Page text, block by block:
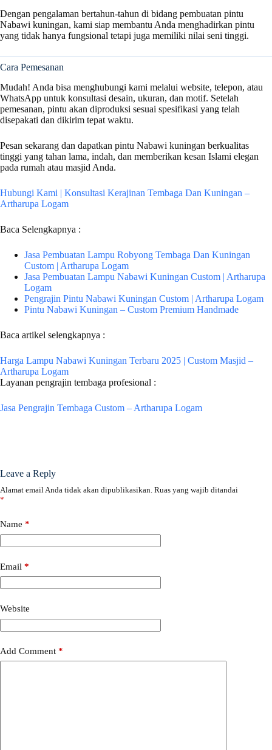
Dengan pengalaman bertahun-tahun di bidang pembuatan pintu
Nabawi kuningan, kami siap membantu Anda menghadirkan pintu
yang tidak hanya fungsional tetapi juga memiliki nilai seni tinggi.
Cara Pemesanan
Mudah! Anda bisa menghubungi kami melalui website, telepon, atau
WhatsApp untuk konsultasi desain, ukuran, dan motif. Setelah
pemesanan, pintu akan diproduksi sesuai spesifikasi yang telah
disepakati dan dikirim tepat waktu.
Pesan sekarang dan dapatkan pintu Nabawi kuningan berkualitas
tinggi yang tahan lama, indah, dan memberikan kesan Islami elegan
pada rumah atau masjid Anda.
Hubungi Kami | Konsultasi Kerajinan Tembaga Dan Kuningan –
Artharupa Logam
Baca Selengkapnya :
Jasa Pembuatan Lampu Robyong Tembaga Dan Kuningan
Custom | Artharupa Logam
Jasa Pembuatan Lampu Nabawi Kuningan Custom | Artharupa
Logam
Pengrajin Pintu Nabawi Kuningan Custom | Artharupa Logam
Pintu Nabawi Kuningan – Custom Premium Handmade
Baca artikel selengkapnya :
Harga Lampu Nabawi Kuningan Terbaru 2025 | Custom Masjid –
Artharupa Logam
Layanan pengrajin tembaga profesional :
Jasa Pengrajin Tembaga Custom – Artharupa Logam
Leave a Reply
Alamat email Anda tidak akan dipublikasikan. Ruas yang wajib ditandai
*
Name *
Email *
Website
Add Comment *
A
l
e
r
n
t
i
v
: